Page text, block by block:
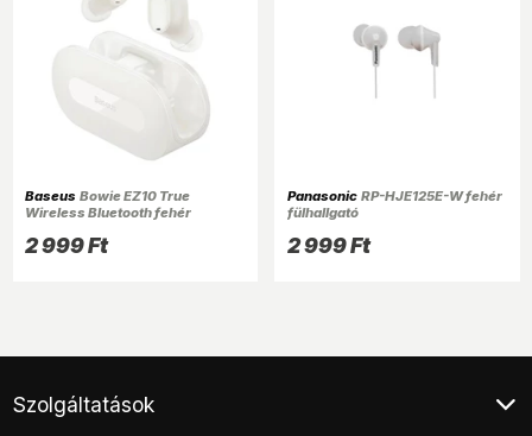
Baseus Bowie EZ10 True
Wireless Bluetooth fehér
2 999 Ft
Panasonic RP-HJE125E-W fehér
fülhallgató
2 999 Ft
Szolgáltatások